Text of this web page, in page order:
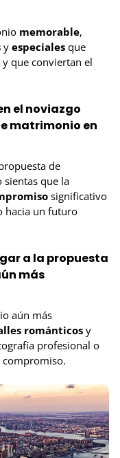
memorable,
y especiales que
que conviertan el
el noviazgo
matrimonio en
de
sientas que la
significativo
hacia un futuro
a la propuesta
más
aún más
románticos y
profesional o
compromiso.